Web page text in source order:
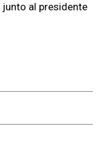
junto al presidente